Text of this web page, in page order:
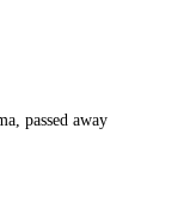
passed away